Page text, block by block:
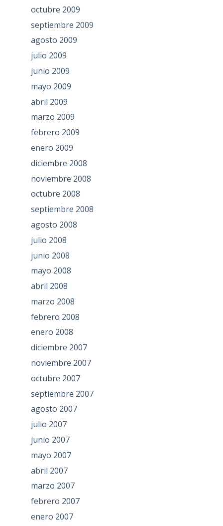
octubre 2009
septiembre 2009
agosto 2009
julio 2009
junio 2009
mayo 2009
abril 2009
marzo 2009
febrero 2009
enero 2009
diciembre 2008
noviembre 2008
octubre 2008
septiembre 2008
agosto 2008
julio 2008
junio 2008
mayo 2008
abril 2008
marzo 2008
febrero 2008
enero 2008
diciembre 2007
noviembre 2007
octubre 2007
septiembre 2007
agosto 2007
julio 2007
junio 2007
mayo 2007
abril 2007
marzo 2007
febrero 2007
enero 2007